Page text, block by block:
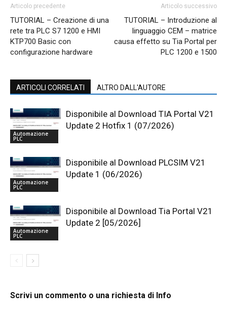
Articolo precedente
TUTORIAL – Creazione di una
rete tra PLC S7 1200 e HMI
KTP700 Basic con
configurazione hardware
Articolo successivo
TUTORIAL – Introduzione al
linguaggio CEM – matrice
causa effetto su Tia Portal per
PLC 1200 e 1500
ARTICOLI CORRELATI ALTRO DALL'AUTORE
Automazione
PLC
Disponibile al Download TIA Portal V21
Update 2 Hotfix 1 (07/2026)
Automazione
PLC
Disponibile al Download PLCSIM V21
Update 1 (06/2026)
Automazione
PLC
Disponibile al Download Tia Portal V21
Update 2 [05/2026]
Scrivi un commento o una richiesta di Info